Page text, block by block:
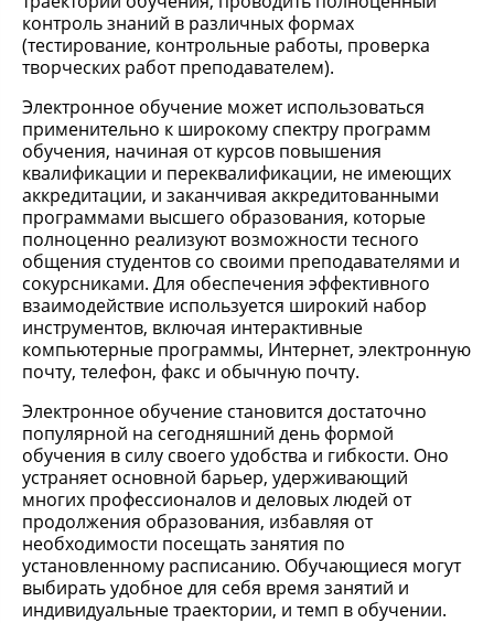
контроль знаний в различных формах
(тестирование, контрольные работы, проверка
творческих работ преподавателем).
Электронное обучение может использоваться
применительно к широкому спектру программ
обучения, начиная от курсов повышения
квалификации и переквалификации, не имеющих
аккредитации, и заканчивая аккредитованными
программами высшего образования, которые
полноценно реализуют возможности тесного
общения студентов со своими преподавателями и
сокурсниками. Для обеспечения эффективного
взаимодействие используется широкий набор
инструментов, включая интерактивные
компьютерные программы, Интернет, электронную
почту, телефон, факс и обычную почту.
Электронное обучение становится достаточно
популярной на сегодняшний день формой
обучения в силу своего удобства и гибкости. Оно
устраняет основной барьер, удерживающий
многих профессионалов и деловых людей от
продолжения образования, избавляя от
необходимости посещать занятия по
установленному расписанию. Обучающиеся могут
выбирать удобное для себя время занятий и
индивидуальные траектории, и темп в обучении.